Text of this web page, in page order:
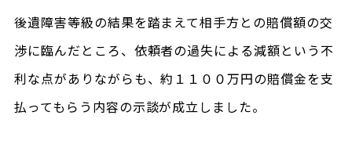
後遺障害等級の結果を踏まえて相手方との賠償額の交
渉に臨んだところ、依頼者の過失による減額という不
利な点がありながらも、約１１００万円の賠償金を支
払ってもらう内容の示談が成立しました。